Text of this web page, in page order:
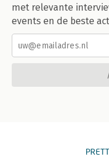
met relevante
events en de beste